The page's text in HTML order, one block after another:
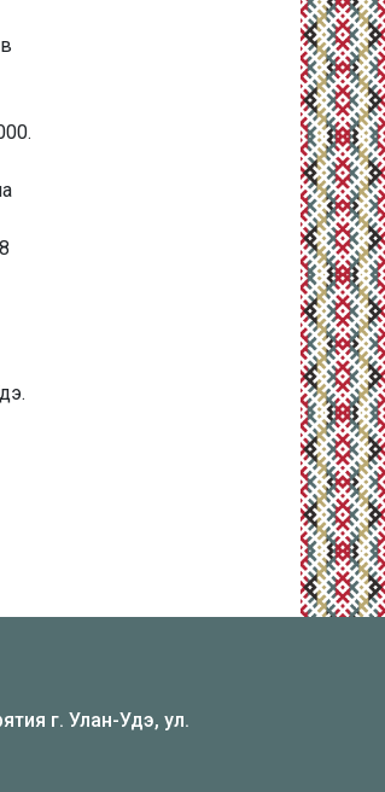
г. Улан-Удэ, ул.